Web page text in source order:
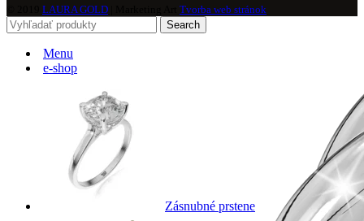
LAURA GOLD
Tvorba web stránok
Search
Menu
e-shop
Zásnubné prstene